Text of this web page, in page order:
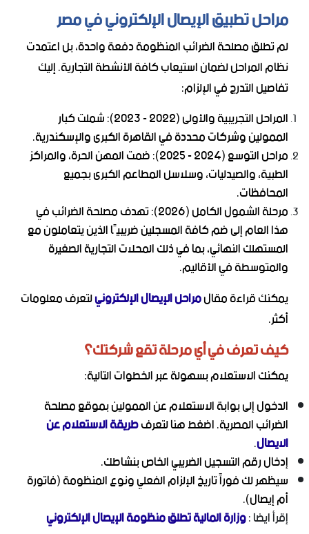
مراحل تطبيق الإيصال الإلكتروني في مصر
لم تطلق مصلحة الضرائب المنظومة دفعة واحدة، بل اعتمدت
نظام المراحل لضمان استيعاب كافة الأنشطة التجارية. إليك
تفاصيل التدرج في الإلزام:
المراحل التجريبية والأولى (2022 - 2023): شملت كبار
الممولين وشركات محددة في القاهرة الكبرى والإسكندرية.
مراحل التوسع (2024 - 2025): ضمت المهن الحرة، والمراكز
الطبية، والصيدليات، وسلاسل المطاعم الكبرى بجميع
المحافظات.
مرحلة الشمول الكامل (2026): تهدف مصلحة الضرائب في
هذا العام إلى ضم كافة المسجلين ضريبيًا الذين يتعاملون مع
المستهلك النهائي، بما في ذلك المحلات التجارية الصغيرة
والمتوسطة في الأقاليم.
يمكنك قراءة مقالمراحل الإيصال الإلكترونيلتعرف معلومات
أكثر.
كيف تعرف في أي مرحلة تقع شركتك؟
يمكنك الاستعلام بسهولة عبر الخطوات التالية:
الدخول إلى بوابة الاستعلام عن الممولين بموقع مصلحة
الضرائب المصرية. اضغط هنا لتعرفطريقة الاستعلام عن
الايصال.
إدخال رقم التسجيل الضريبي الخاص بنشاطك.
سيظهر لك فوراً تاريخ الإلزام الفعلي ونوع المنظومة (فاتورة
أم إيصال).
إقرأ ايضا :وزارة المالية تطلق منظومة الإيصال الإلكتروني